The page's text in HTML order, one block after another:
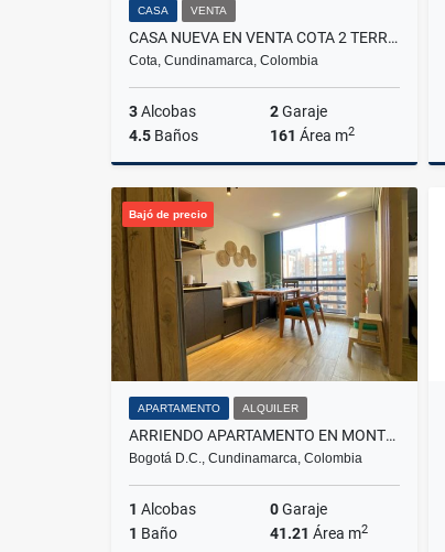
CASA VENTA
CASA NUEVA EN VENTA COTA 2 TERRAZAS
Cota, Cundinamarca, Colombia
3Alcobas 2Garaje
4.5 Baños 161 Área m2
Venta
$650.000.000
Bajó de precio
APARTAMENTO ALQUILER
ARRIENDO APARTAMENTO EN MONTEVIDEO SALITRE FONTIBON BOGOTÁ
Bogotá D.C., Cundinamarca, Colombia
1 Alcobas 0Garaje
1 Baño 41.21 Área m2